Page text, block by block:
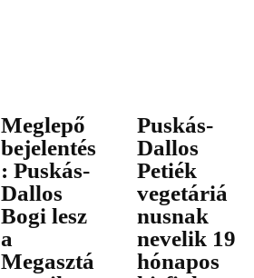
Meglepő
bejelentés
: Puskás-
Dallos
Bogi lesz
a
Megasztá
Puskás-
Dallos
Petiék
vegetáriá
nusnak
nevelik 19
hónapos